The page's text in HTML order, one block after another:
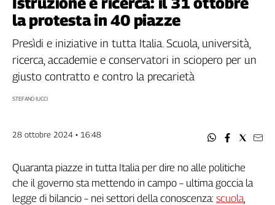
Filcams
Filctem
Fillea
Filt
Fiom
Flai
Fp
Slc
Spi
Inca
la protesta in 40 piazze
Presìdi e iniziative in tutta Italia. Scuola, università,
ricerca, accademie e conservatori in sciopero per un
giusto contratto e contro la precarietà
STEFANO IUCCI
28 ottobre 2024 • 16:48
Quaranta piazze in tutta Italia per dire no alle politiche
che il governo sta mettendo in campo – ultima goccia la
legge di bilancio – nei settori della conoscenza: scuola,